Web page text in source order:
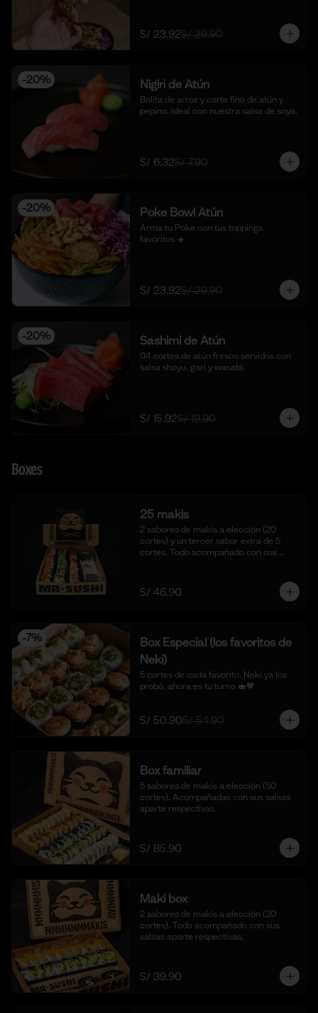
S/ 23.92S/ 29.90
-20% Nigiri de Atún
Bolita de arroz y corte fino de atún y
pepino, ideal con nuestra salsa de soya.
S/ 6.32S/ 7.90
-20% Poke Bowl Atún
Arma tu Poke con tus toppings
favoritos ☀️
S/ 23.92S/ 29.90
-20% Sashimi de Atún
04 cortes de atún fresco servidos con
salsa shoyu, gari y wasabi.
S/ 15.92S/ 19.90
Boxes
25 makis
2 sabores de makis a elección (20
cortes) y un tercer sabor extra de 5
cortes. Todo acompañado con sus
S/ 46.90
-7%
Box Especial (los favoritos de
Neki)
5 cortes de cada favorito. Neki ya los
probó, ahora es tu turno 🍣🧡
S/ 50.90S/ 54.90
Box familiar
5 sabores de makis a elección (50
cortes). Acompañadas con sus salsas
aparte respectivas.
S/ 85.90
Maki box
2 sabores de makis a elección (20
cortes). Todo acompañado con sus
salsas aparte respectivas.
S/ 39.90